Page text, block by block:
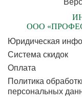
ООО
Юридическая
Cистема скидок
Оплата
Политика
персональных